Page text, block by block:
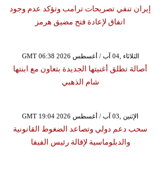
إيران تنفي تصريحات ترامب وتؤكد عدم وجود
اتفاق لإعادة فتح مضيق هرمز
GMT 06:38 2026 الثلاثاء ,04 آب / أغسطس
أصالة تطلق أغنيتها الجديدة بتعاون مع ابنتها
شام الذهبي
GMT 19:04 2026 الإثنين ,03 آب / أغسطس
سحب دعم دولي وتصاعد الضغوط القانونية
والدبلوماسية لإقالة رئيس الفيفا